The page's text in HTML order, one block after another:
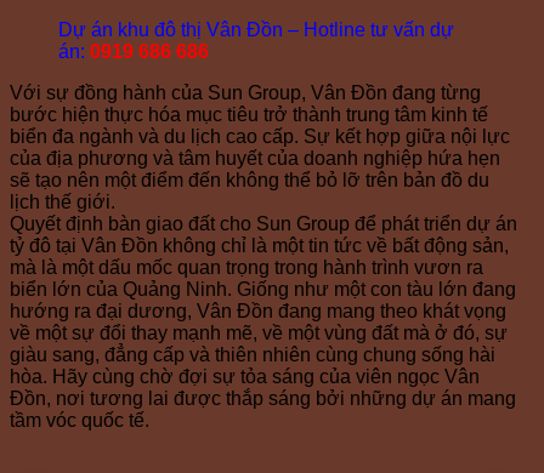
Dự án khu đô thị Vân Đồn – Hotline tư vấn dự
án: 0919 686 686
Với sự đồng hành của Sun Group, Vân Đồn đang từng
bước hiện thực hóa mục tiêu trở thành trung tâm kinh tế
biển đa ngành và du lịch cao cấp. Sự kết hợp giữa nội lực
của địa phương và tâm huyết của doanh nghiệp hứa hẹn
sẽ tạo nên một điểm đến không thể bỏ lỡ trên bản đồ du
lịch thế giới.
Quyết định bàn giao đất cho Sun Group để phát triển dự án
tỷ đô tại Vân Đồn không chỉ là một tin tức về bất động sản,
mà là một dấu mốc quan trọng trong hành trình vươn ra
biển lớn của Quảng Ninh. Giống như một con tàu lớn đang
hướng ra đại dương, Vân Đồn đang mang theo khát vọng
về một sự đổi thay mạnh mẽ, về một vùng đất mà ở đó, sự
giàu sang, đẳng cấp và thiên nhiên cùng chung sống hài
hòa. Hãy cùng chờ đợi sự tỏa sáng của viên ngọc Vân
Đồn, nơi tương lai được thắp sáng bởi những dự án mang
tầm vóc quốc tế.